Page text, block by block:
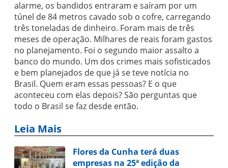
alarme, os bandidos entraram e saíram por um
túnel de 84 metros cavado sob o cofre, carregando
três toneladas de dinheiro. Foram mais de três
meses de operação. Milhares de reais foram gastos
no planejamento. Foi o segundo maior assalto a
banco do mundo. Um dos crimes mais sofisticados
e bem planejados de que já se teve notícia no
Brasil. Quem eram essas pessoas? E o que
aconteceu com elas depois? São perguntas que
todo o Brasil se faz desde então.
Leia Mais
Flores da Cunha terá duas
empresas na 25ª edição da